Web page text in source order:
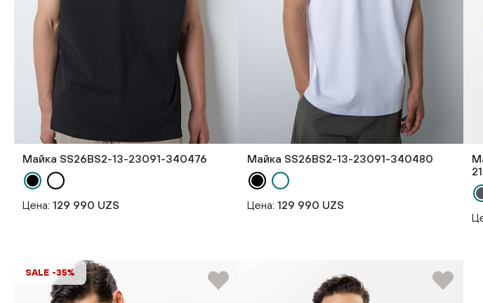
Майка SS26BS2-13-23091-340476
Цена: 129 990 UZS
Майка SS26BS2-13-23091-340480
Цена: 129 990 UZS
SALE -35%